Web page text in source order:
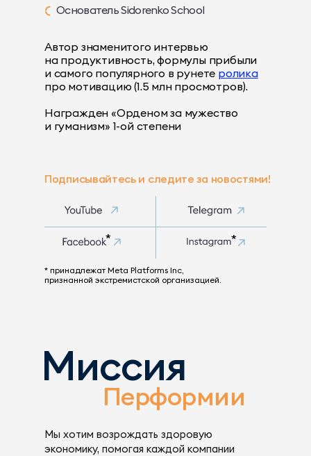
Основатель Sidorenko School
Автор знаменитого интервью
на продуктивность, формулы прибыли
и самого популярного в рунете ролика
про мотивацию (1.5 млн просмотров).
Награжден «Орденом за мужество
и гуманизм» 1-ой степени
Подписывайтесь и следите за новостями!
* *
* принадлежат Meta Platforms Inc,
признанной экстремистской организацией.
Миссия
Перформии
Мы хотим возрождать здоровую
экономику, помогая каждой компании
О компании ПЭН
info@performia.ru